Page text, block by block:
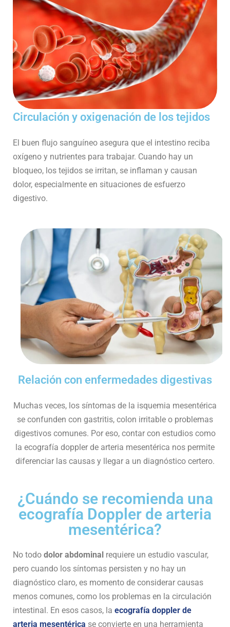
Circulación y oxigenación de los tejidos
El buen flujo sanguíneo asegura que el intestino reciba
oxígeno y nutrientes para trabajar. Cuando hay un
bloqueo, los tejidos se irritan, se inflaman y causan
dolor, especialmente en situaciones de esfuerzo
digestivo.
Relación con enfermedades digestivas
Muchas veces, los síntomas de la isquemia mesentérica
se confunden con gastritis, colon irritable o problemas
digestivos comunes. Por eso, contar con estudios como
la ecografía doppler de arteria mesentérica nos permite
diferenciar las causas y llegar a un diagnóstico certero.
¿Cuándo se recomienda una
ecografía Doppler de arteria
mesentérica?
No todo dolor abdominal requiere un estudio vascular,
pero cuando los síntomas persisten y no hay un
diagnóstico claro, es momento de considerar causas
menos comunes, como los problemas en la circulación
intestinal. En esos casos, la ecografía doppler de
arteria mesentérica se convierte en una herramienta